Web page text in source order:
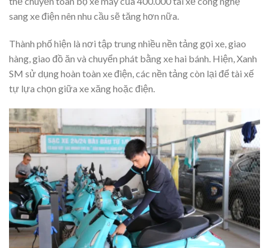
sang xe điện nên nhu cầu sẽ tăng hơn nữa.
Thành phố hiện là nơi tập trung nhiều nền tảng gọi xe, giao
hàng, giao đồ ăn và chuyển phát bằng xe hai bánh. Hiện, Xanh
SM sử dụng hoàn toàn xe điện, các nền tảng còn lại để tài xế
tự lựa chọn giữa xe xăng hoặc điện.